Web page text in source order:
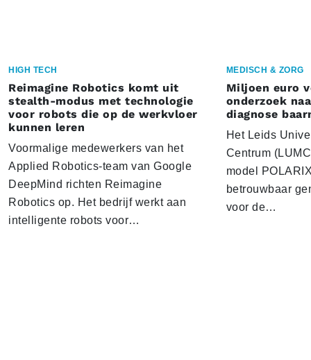
HIGH TECH
Reimagine Robotics komt uit
stealth-modus met technologie
voor robots die op de werkvloer
kunnen leren
Voormalige medewerkers van het
Applied Robotics-team van Google
DeepMind richten Reimagine
Robotics op. Het bedrijf werkt aan
intelligente robots voor…
MEDISCH & ZORG
Miljoen euro
onderzoek
diagnose
Het Leids
Centrum
model
betrouwbaar
voor de…